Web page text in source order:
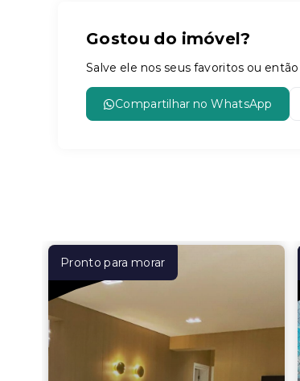
Gostou do imóvel?
Salve ele nos seus favoritos ou
Compartilhar no WhatsApp
Pronto para morar